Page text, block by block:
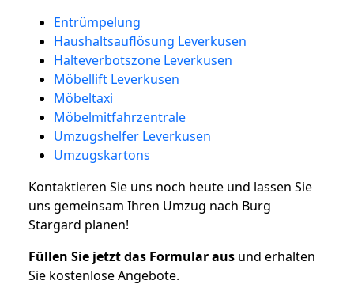
Entrümpelung
Haushaltsauflösung Leverkusen
Halteverbotszone Leverkusen
Möbellift Leverkusen
Möbeltaxi
Möbelmitfahrzentrale
Umzugshelfer Leverkusen
Umzugskartons
Kontaktieren Sie uns noch heute und lassen Sie
uns gemeinsam Ihren Umzug nach Burg
Stargard planen!
Füllen Sie jetzt das Formular aus und erhalten
Sie kostenlose Angebote.